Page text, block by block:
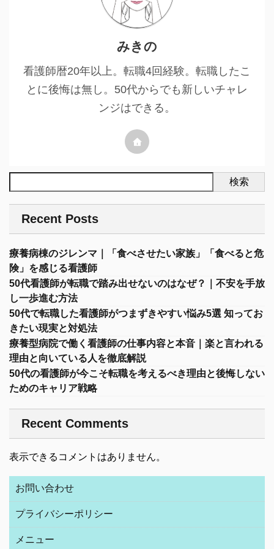
みきの
看護師暦20年以上。転職4回経験。転職したこ
とに後悔は無し。50代からでも新しいチャレ
ンジはできる。
検索
Recent Posts
療養病棟のジレンマ｜「食べさせたい家族」「食べると危
険」を感じる看護師
50代看護師が転職で踏み出せないのはなぜ？｜不安を手放
し一歩進む方法
50代で転職した看護師がつまずきやすい悩み5選 知ってお
きたい現実と対処法
療養型病院で働く看護師の仕事内容と本音｜楽と言われる
理由と向いている人を徹底解説
50代の看護師が今こそ転職を考えるべき理由と後悔しない
ためのキャリア戦略
Recent Comments
表示できるコメントはありません。
お問い合わせ
プライバシーポリシー
メニュー